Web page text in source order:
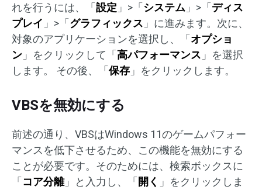
れを行うには、「 設定 」>「 システム 」>「 ディス
プレイ 」>「 グラフィックス 」に進みます。次に、
対象のアプリケーションを選択し、「 オプショ
ン 」をクリックして「 高パフォーマンス 」を選択
します。 その後、「 保存 」をクリックします。
VBSを無効にする
前述の通り、VBSはWindows 11のゲームパフォー
マンスを低下させるため、この機能を無効にする
ことが必要です。そのためには、検索ボックスに
「 コア分離」と入力し、「 開く 」をクリックしま